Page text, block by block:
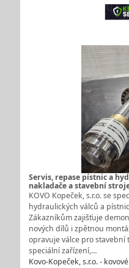
Servis, repase pístnic a
nakladače a stavební
KOVO Kopeček, s.r.o. se
hydraulických válců a
Zákazníkům zajišťuje
nových dílů i zpětnou
opravuje válce pro stavební
speciální zařízení,…
Kovo-Kopeček, s.r.o. -